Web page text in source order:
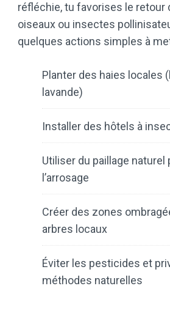
réfléchie, tu favorises le retour
oiseaux ou insectes
quelques actions simples à
Planter des haies locales
lavande)
Installer des hôtels à
Utiliser du paillage naturel
l’arrosage
Créer des zones
arbres locaux
Éviter les pesticides et
méthodes naturelles